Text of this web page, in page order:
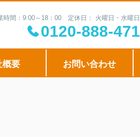
時間：9:00～18：00 定休日： 火曜日・水曜日
0120-888-471
概要 お問い合わせ